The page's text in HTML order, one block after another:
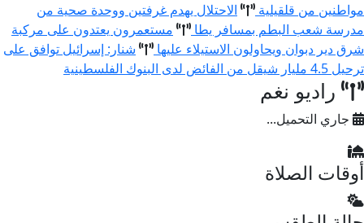
مواطنين من قلقيلية
الاحتلال يهدم غرفتين ووحدة صحية من
مدرسة شعب البطم بمسافر يطا
مستعمرون يعتدون على مركبة
شرق دير دبوان ويحاولون الاستيلاء عليها
شنار: إسرائيل توافق على
ترحيل 4.5 مليار شيقل من الفائض لدى البنوك الفلسطينية
راديو نغم
جاري التحميل...
أوقات الصلاة